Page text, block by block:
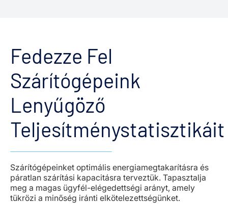
Fedezze Fel
Szárítógépeink
Lenyűgöző
Teljesítménystatisztikáit
Szárítógépeinket optimális energiamegtakarításra és
páratlan szárítási kapacitásra terveztük. Tapasztalja
meg a magas ügyfél-elégedettségi arányt, amely
tükrözi a minőség iránti elkötelezettségünket.